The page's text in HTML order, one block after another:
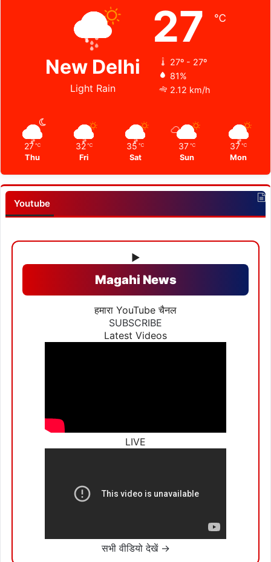
New Delhi
Light Rain
27 ℃
27º - 27º
81%
2.12 km/h
27 ℃
Thu
32 ℃
Fri
35 ℃
Sat
37 ℃
Sun
37 ℃
Mon
Youtube
▶
Magahi News
हमारा YouTube चैनल
SUBSCRIBE
Latest Videos
LIVE
सभी वीडियो देखें →